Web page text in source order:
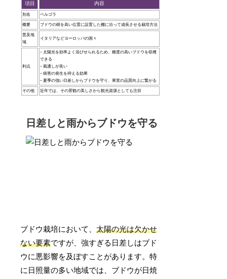
項目 内容
別名 ペルゴラ
概要 ブドウの樹を高い位置に設置した棚に沿って成長させる栽培方法
普及地
域
イタリアなどヨーロッパの国々
利点
– 太陽光を効率よく浴びせられるため、糖度の高いブドウを収穫
できる
– 風通しが良い
– 病害の発生を抑える効果
– 夏季の強い日差しからブドウを守り、果実の品質向上に繋がる
その他 近年では、その景観の美しさから観光資源としても注目
日差しと雨からブドウを守る
ブドウ栽培において、太陽の光は欠かせ
ない要素ですが、強すぎる日差しはブド
ウに悪影響を及ぼすことがあります。特
に日照量の多い地域では、ブドウが日焼